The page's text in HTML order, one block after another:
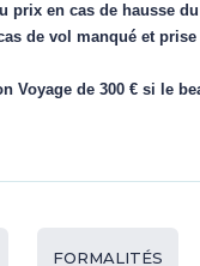
prix en cas de hausse
de vol manqué et
Voyage de 300 € si le
FORMALITÉS